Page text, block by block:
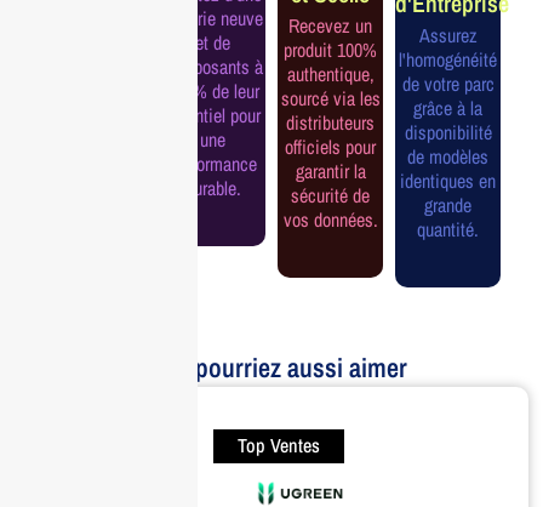
batterie neuve
et de
composants à
100% de leur
potentiel pour
une
performance
durable.
Recevez un
produit 100%
authentique,
sourcé via les
distributeurs
officiels pour
garantir la
sécurité de
vos données.
Assurez
l'homogénéité
de votre parc
grâce à la
disponibilité
de modèles
identiques en
grande
quantité.
Vous pourriez aussi aimer
Top Ventes